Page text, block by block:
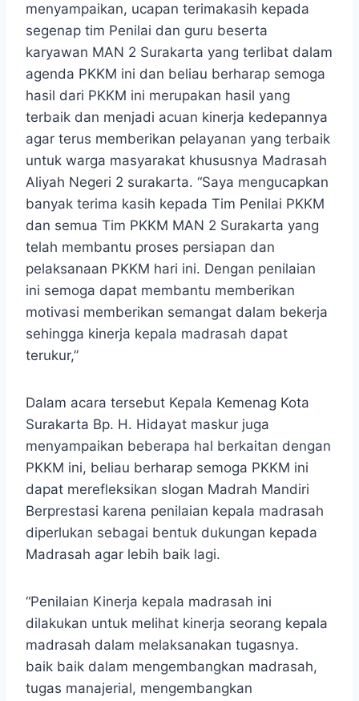
menyampaikan, ucapan terimakasih kepada
segenap tim Penilai dan guru beserta
karyawan MAN 2 Surakarta yang terlibat dalam
agenda PKKM ini dan beliau berharap semoga
hasil dari PKKM ini merupakan hasil yang
terbaik dan menjadi acuan kinerja kedepannya
agar terus memberikan pelayanan yang terbaik
untuk warga masyarakat khususnya Madrasah
Aliyah Negeri 2 surakarta. “Saya mengucapkan
banyak terima kasih kepada Tim Penilai PKKM
dan semua Tim PKKM MAN 2 Surakarta yang
telah membantu proses persiapan dan
pelaksanaan PKKM hari ini. Dengan penilaian
ini semoga dapat membantu memberikan
motivasi memberikan semangat dalam bekerja
sehingga kinerja kepala madrasah dapat
terukur,”
Dalam acara tersebut Kepala Kemenag Kota
Surakarta Bp. H. Hidayat maskur juga
menyampaikan beberapa hal berkaitan dengan
PKKM ini, beliau berharap semoga PKKM ini
dapat merefleksikan slogan Madrah Mandiri
Berprestasi karena penilaian kepala madrasah
diperlukan sebagai bentuk dukungan kepada
Madrasah agar lebih baik lagi.
“Penilaian Kinerja kepala madrasah ini
dilakukan untuk melihat kinerja seorang kepala
madrasah dalam melaksanakan tugasnya.
baik baik dalam mengembangkan madrasah,
tugas manajerial, mengembangkan